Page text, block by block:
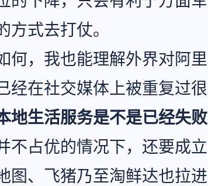
方式去打仗。
何，我也能理解外界对阿
经在社交媒体上被重复过很
地生活服务是不是已经失败
不占优的情况下，还要成
图、飞猪乃至淘鲜达也拉